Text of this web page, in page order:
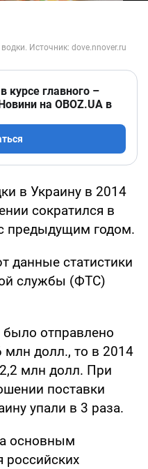
курсе главного –
на OBOZ.UA в
в Украину в 2014
сократился в
предыдущим годом.
данные статистики
службы (ФТС)
было отправлено
долл., то в 2014
млн долл. При
поставки
упали в 3 раза.
основным